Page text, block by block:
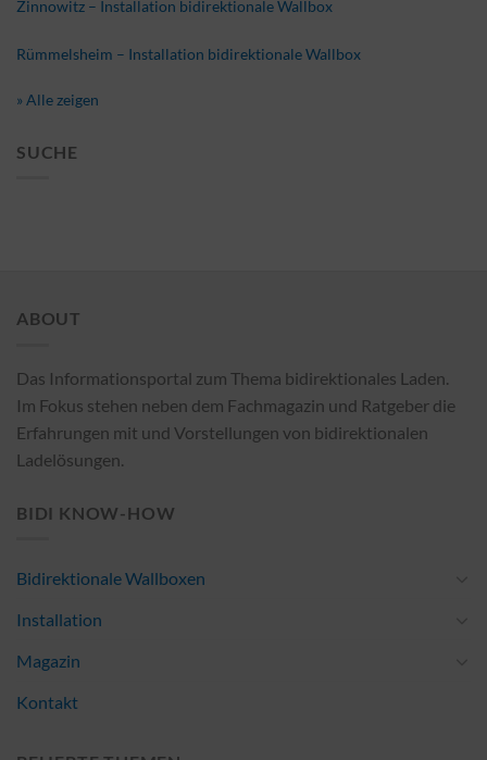
Zinnowitz – Installation bidirektionale Wallbox
Rümmelsheim – Installation bidirektionale Wallbox
» Alle zeigen
SUCHE
ABOUT
Das Informationsportal zum Thema bidirektionales Laden.
Im Fokus stehen neben dem Fachmagazin und Ratgeber die
Erfahrungen mit und Vorstellungen von bidirektionalen
Ladelösungen.
BIDI KNOW-HOW
Bidirektionale Wallboxen
Installation
Magazin
Kontakt